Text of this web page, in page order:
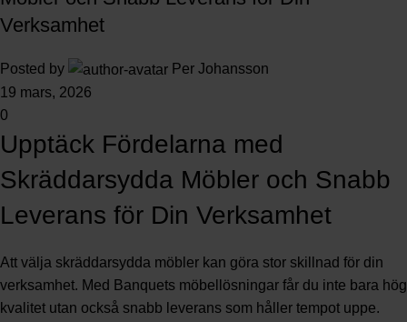
Verksamhet
Posted by
Per Johansson
19 mars, 2026
0
Upptäck Fördelarna med
Skräddarsydda Möbler och Snabb
Leverans för Din Verksamhet
Att välja skräddarsydda möbler kan göra stor skillnad för din
verksamhet. Med Banquets möbellösningar får du inte bara hög
kvalitet utan också snabb leverans som håller tempot uppe.